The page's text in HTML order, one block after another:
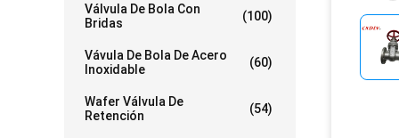
Válvula De Bola Con
Bridas
(100)
Vávula De Bola De Acero
Inoxidable
(60)
Wafer Válvula De
Retención
(54)